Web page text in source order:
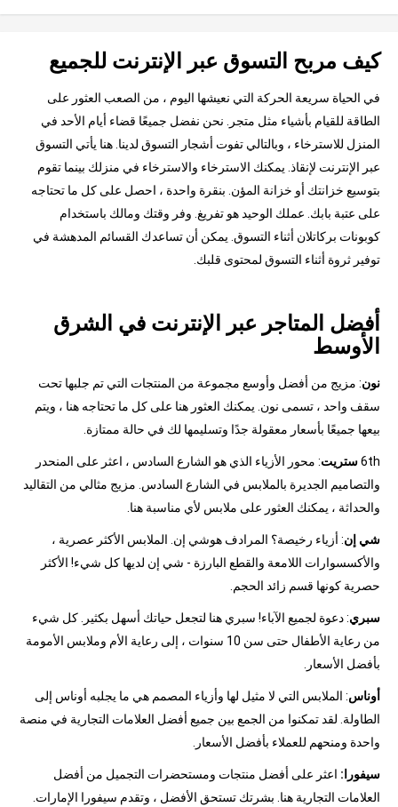
كيف مربح التسوق عبر الإنترنت للجميع
في الحياة سريعة الحركة التي نعيشها اليوم ، من الصعب العثور على
الطاقة للقيام بأشياء مثل متجر. نحن نفضل جميعًا قضاء أيام الأحد في
المنزل للاسترخاء ، وبالتالي تفوت أشجار التسوق لدينا. هنا يأتي التسوق
عبر الإنترنت لإنقاذ. يمكنك الاسترخاء والاسترخاء في منزلك بينما تقوم
بتوسيع خزانتك أو خزانة المؤن. بنقرة واحدة ، احصل على كل ما تحتاجه
على عتبة بابك. عملك الوحيد هو تفريغ. وفر وقتك ومالك باستخدام
كوبونات بركاتلان أثناء التسوق. يمكن أن تساعدك القسائم المدهشة في
توفير ثروة أثناء التسوق لمحتوى قلبك.
أفضل المتاجر عبر الإنترنت في الشرق
الأوسط
نون: مزيج من أفضل وأوسع مجموعة من المنتجات التي تم جلبها تحت
سقف واحد ، تسمى نون. يمكنك العثور هنا على كل ما تحتاجه هنا ، ويتم
بيعها جميعًا بأسعار معقولة جدًا وتسليمها لك في حالة ممتازة.
6thستريت: محور الأزياء الذي هو الشارع السادس ، اعثر على المنحدر
والتصاميم الجديرة بالملابس في الشارع السادس. مزيج مثالي من التقاليد
والحداثة ، يمكنك العثور على ملابس لأي مناسبة هنا.
شي إن: أزياء رخيصة؟ المرادف هوشي إن. الملابس الأكثر عصرية ،
والأكسسوارات اللامعة والقطع البارزة - شي إن لديها كل شيء! الأكثر
حصرية كونها قسم زائد الحجم.
سبري: دعوة لجميع الآباء! سبري هنا لتجعل حياتك أسهل بكثير. كل شيء
من رعاية الأطفال حتى سن 10 سنوات ، إلى رعاية الأم وملابس الأمومة
بأفضل الأسعار.
أوناس: الملابس التي لا مثيل لها وأزياء المصمم هي ما يجلبه أوناس إلى
الطاولة. لقد تمكنوا من الجمع بين جميع أفضل العلامات التجارية في منصة
واحدة ومنحهم للعملاء بأفضل الأسعار.
سيفورا: اعثر على أفضل منتجات ومستحضرات التجميل من أفضل
العلامات التجارية هنا. بشرتك تستحق الأفضل ، وتقدم سيفورا الإمارات.